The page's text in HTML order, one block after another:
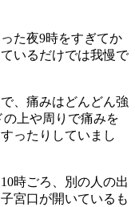
た夜9時をすぎてか
いるだけでは我慢で
、痛みはどんどん強
上や周りで痛みを
ったりしていまし
時ごろ、別の人の出
宮口が開いているも